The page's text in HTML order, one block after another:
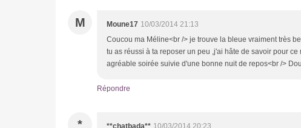
M Moune17 10/03/2014 21:13
Coucou ma Méline<br /> je trouve la bleue vraiment très
tu as réussi à ta reposer un peu ,j'ai hâte de savoir pour
agréable soirée suivie d'une bonne nuit de repos<br />
Répondre
* **chatbada** 10/03/2014 20:23